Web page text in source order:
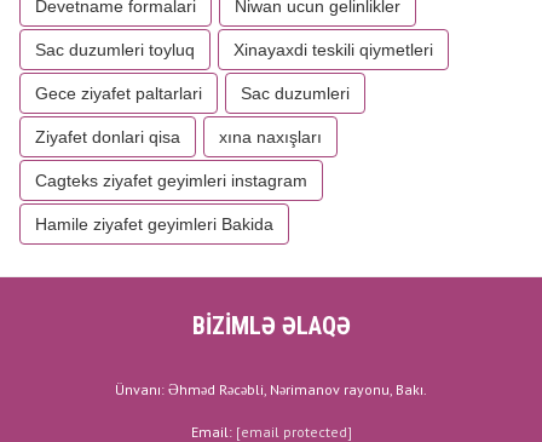
Devetname formalari Niwan ucun gelinlikler
Sac duzumleri toyluq Xinayaxdi teskili qiymetleri
Gece ziyafet paltarlari Sac duzumleri
Ziyafet donlari qisa xına naxışları
Cagteks ziyafet geyimleri instagram
Hamile ziyafet geyimleri Bakida
BİZİMLƏ ƏLAQƏ
Ünvanı: Əhməd Rəcəbli, Nərimanov rayonu, Bakı.
Email: [email protected]